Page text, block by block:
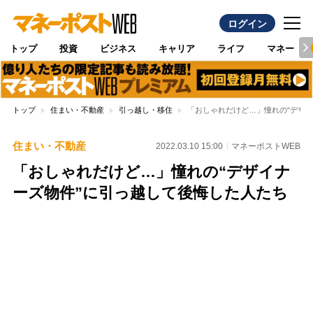
ログイン
トップ 投資 ビジネス キャリア ライフ マネー
トップ 住まい・不動産 引っ越し・移住 「おしゃれだけど…」憧れの“デザ
住まい・不動産 2022.03.10 15:00 マネーポストWEB
「おしゃれだけど…」憧れの“デザイナ
ーズ物件”に引っ越して後悔した人たち